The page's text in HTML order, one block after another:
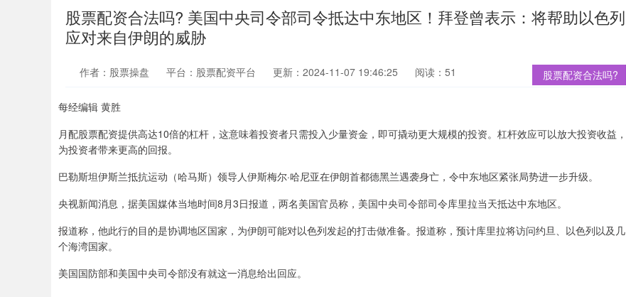
股票配资合法吗? 美国中央司令部司令抵达中东地区！拜登曾表示：将帮助以色列
应对来自伊朗的威胁
股票配资合法吗?
作者：股票操盘 平台：股票配资平台 更新：2024-11-07 19:46:25 阅读：51
每经编辑 黄胜
月配股票配资提供高达10倍的杠杆，这意味着投资者只需投入少量资金，即可撬动更大规模的投资。杠杆效应可以放大投资收益，
为投资者带来更高的回报。
巴勒斯坦伊斯兰抵抗运动（哈马斯）领导人伊斯梅尔·哈尼亚在伊朗首都德黑兰遇袭身亡，令中东地区紧张局势进一步升级。
央视新闻消息，据美国媒体当地时间8月3日报道，两名美国官员称，美国中央司令部司令库里拉当天抵达中东地区。
报道称，他此行的目的是协调地区国家，为伊朗可能对以色列发起的打击做准备。报道称，预计库里拉将访问约旦、以色列以及几
个海湾国家。
美国国防部和美国中央司令部没有就这一消息给出回应。